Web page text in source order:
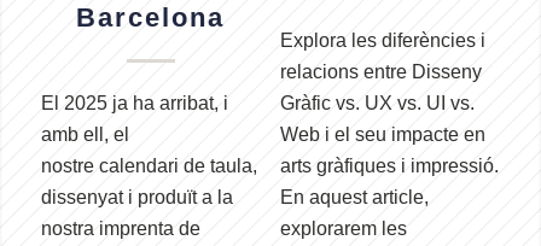
Barcelona
El 2025 ja ha arribat, i
amb ell, el
nostre calendari de taula,
dissenyat i produït a la
nostra imprenta de
Explora les diferències i
relacions entre Disseny
Gràfic vs. UX vs. UI vs.
Web i el seu impacte en
arts gràfiques i impressió.
En aquest article,
explorarem les